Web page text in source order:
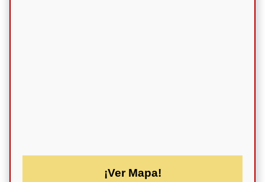
¡Ver Mapa!